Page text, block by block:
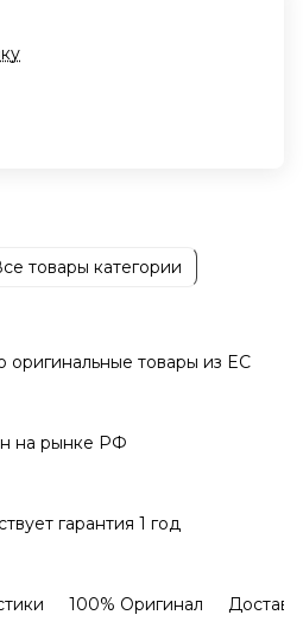
товары категории
товары из EC
на рынке РФ
гарантия 1 год
100% Оригинал